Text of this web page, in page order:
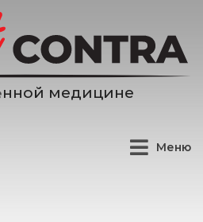
м едицине
Меню